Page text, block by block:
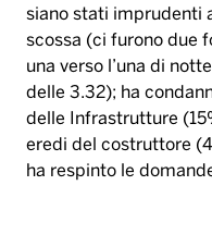
siano stati imprudenti
scossa (ci furono due
una verso l’una di
delle 3.32); ha
delle Infrastrutture
eredi del costruttore
ha respinto le